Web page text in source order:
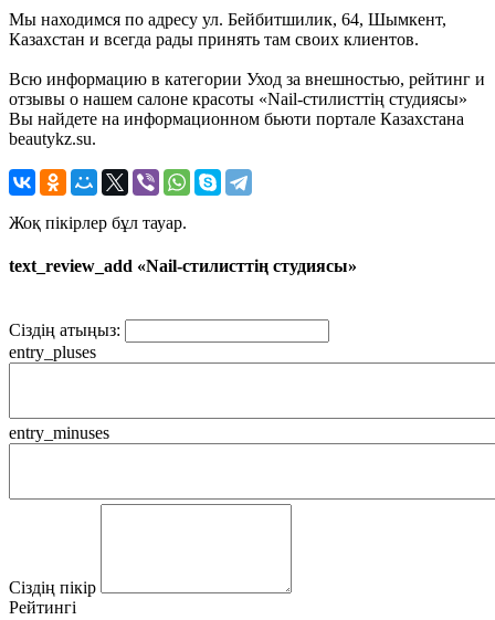
Мы находимся по адресу ул. Бейбитшилик, 64, Шымкент,
Казахстан и всегда рады принять там своих клиентов.
Всю информацию в категории Уход за внешностью, рейтинг и
отзывы о нашем салоне красоты «Nail-стилисттің студиясы»
Вы найдете на информационном бьюти портале Казахстана
beautykz.su.
Жоқ пікірлер бұл тауар.
text_review_add «Nail-стилисттің студиясы»
Сіздің атыңыз:
entry_pluses
entry_minuses
Сіздің пікір
Рейтингі